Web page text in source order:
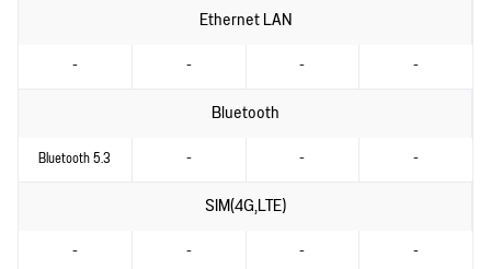
Ethernet LAN
- - - -
Bluetooth
Bluetooth 5.3 - - -
SIM(4G,LTE)
- - - -